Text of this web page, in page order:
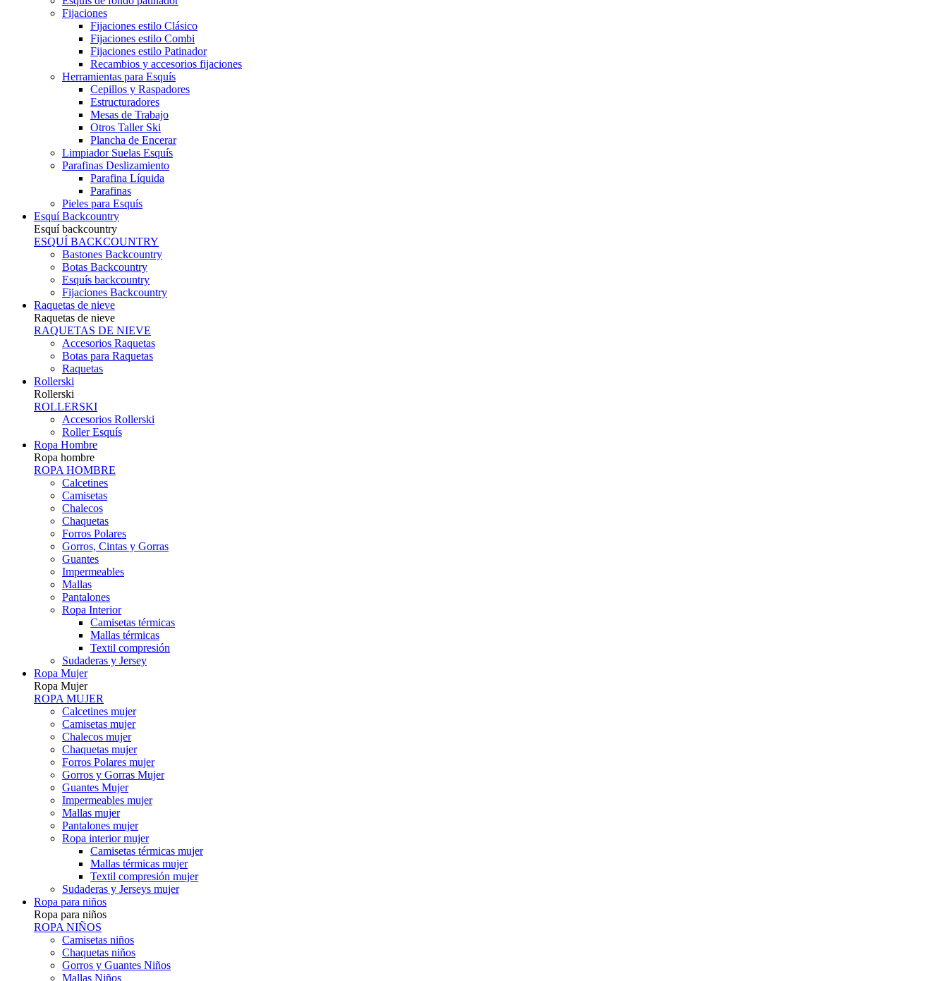
Fijaciones
Fijaciones estilo Clásico
Fijaciones estilo Combi
Fijaciones estilo Patinador
Recambios y accesorios fijaciones
Herramientas para Esquís
Cepillos y Raspadores
Estructuradores
Mesas de Trabajo
Otros Taller Ski
Plancha de Encerar
Limpiador Suelas Esquís
Parafinas Deslizamiento
Parafina Líquida
Parafinas
Pieles para Esquís
Esquí Backcountry
Esquí backcountry
ESQUÍ BACKCOUNTRY
Bastones Backcountry
Botas Backcountry
Esquís backcountry
Fijaciones Backcountry
Raquetas de nieve
Raquetas de nieve
RAQUETAS DE NIEVE
Accesorios Raquetas
Botas para Raquetas
Raquetas
Rollerski
Rollerski
ROLLERSKI
Accesorios Rollerski
Roller Esquís
Ropa Hombre
Ropa hombre
ROPA HOMBRE
Calcetines
Camisetas
Chalecos
Chaquetas
Forros Polares
Gorros, Cintas y Gorras
Guantes
Impermeables
Mallas
Pantalones
Ropa Interior
Camisetas térmicas
Mallas térmicas
Textil compresión
Sudaderas y Jersey
Ropa Mujer
Ropa Mujer
ROPA MUJER
Calcetines mujer
Camisetas mujer
Chalecos mujer
Chaquetas mujer
Forros Polares mujer
Gorros y Gorras Mujer
Guantes Mujer
Impermeables mujer
Mallas mujer
Pantalones mujer
Ropa interior mujer
Camisetas térmicas mujer
Mallas térmicas mujer
Textil compresión mujer
Sudaderas y Jerseys mujer
Ropa para niños
Ropa para niños
ROPA NIÑOS
Camisetas niños
Chaquetas niños
Gorros y Guantes Niños
Mallas Niños